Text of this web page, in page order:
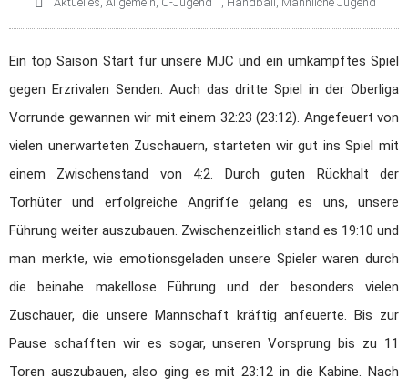
1. Herren
2. Herren
3. Herren
2. Damen
3. Damen
4. Damen
Männliche Jugend
Männliche A/B-Jugend
Männliche E-Jugend
Weibliche Jugend
Weibliche E-Jugend
Ein top Saison Start für unsere MJC und ein umkämpftes Spiel
gegen Erzrivalen Senden. Auch das dritte Spiel in der Oberliga
Vorrunde gewannen wir mit einem 32:23 (23:12). Angefeuert von
vielen unerwarteten Zuschauern, starteten wir gut ins Spiel mit
einem Zwischenstand von 4:2. Durch guten Rückhalt der
Torhüter und erfolgreiche Angriffe gelang es uns, unsere
Führung weiter auszubauen. Zwischenzeitlich stand es 19:10 und
man merkte, wie emotionsgeladen unsere Spieler waren durch
die beinahe makellose Führung und der besonders vielen
Zuschauer, die unsere Mannschaft kräftig anfeuerte. Bis zur
Pause schafften wir es sogar, unseren Vorsprung bis zu 11
Toren auszubauen, also ging es mit 23:12 in die Kabine. Nach